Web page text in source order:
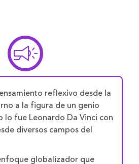
reflexivo desde la
a la figura de un genio
lo fue Leonardo Da Vinci con
diversos campos del
globalizador que